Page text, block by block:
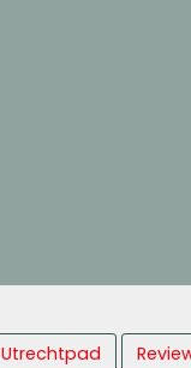
Utrechtpad